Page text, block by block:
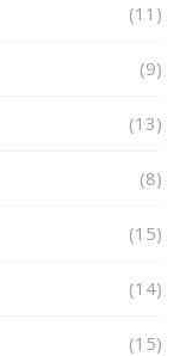
(11)
(9)
(13)
(8)
(15)
(14)
(15)